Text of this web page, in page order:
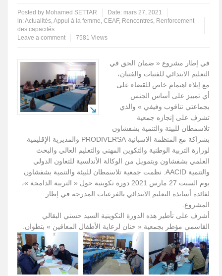
Posted by Mohamed SETTAR Date: mars 27, 2021
in:Actualités,Appui à la femme,CEAF, Rencontres, Renforcement
des capacités
Leave a comment
7581 Views
في إطار مشروع « ضمان الحق في
التعليم الابتدائي للفتيات والفتيان،
مع إيلاء اهتمام خاص للقضاء على
أي تمييز على أساس الجنس
بجماعتي تناقوب وفيفي » والذي
تشرف على إنجازه جمعية
تلاسمطان للبيئة والتنمية بشفشاون
بشراكة مع المنظمة الاسبانية PRODIVERSA والمديرية الإقليمية
لوزارة التربية الوطنية والتكوين المهني والتعليم العالي والبحث
العلمي بشفشاون وبتمويل من الوكالة الأندلسية للتعاون الدولي
والتنمية AACID. نظمت جمعية تلاسمطان للبيئة والتنمية بشفشاون
يوم السبت 27 مارس 2021 دورة تكوينية حول « التربية الدامجة »،
لفائدة أساتذة التعليم الابتدائي بالفرعيات المدرجة في إطار
المشروع.
أشرف على تأطير هذه الدورة التكوينية السيد حسني البقالي
القاسمي مؤطر بجمعية « حنان لرعاية الأطفال المعاقين » بتطوان.